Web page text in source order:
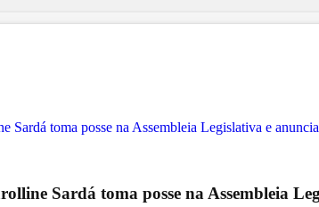
Sardá toma posse na Assembleia